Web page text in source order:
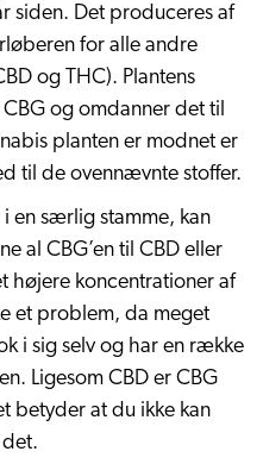
siden. Det produceres af
for alle andre
og THC). Plantens
og omdanner det til
planten er modnet er
til de ovennævnte stoffer.
en særlig stamme, kan
al CBG’en til CBD eller
højere koncentrationer af
et problem, da meget
i sig selv og har en række
Ligesom CBD er CBG
betyder at du ikke kan